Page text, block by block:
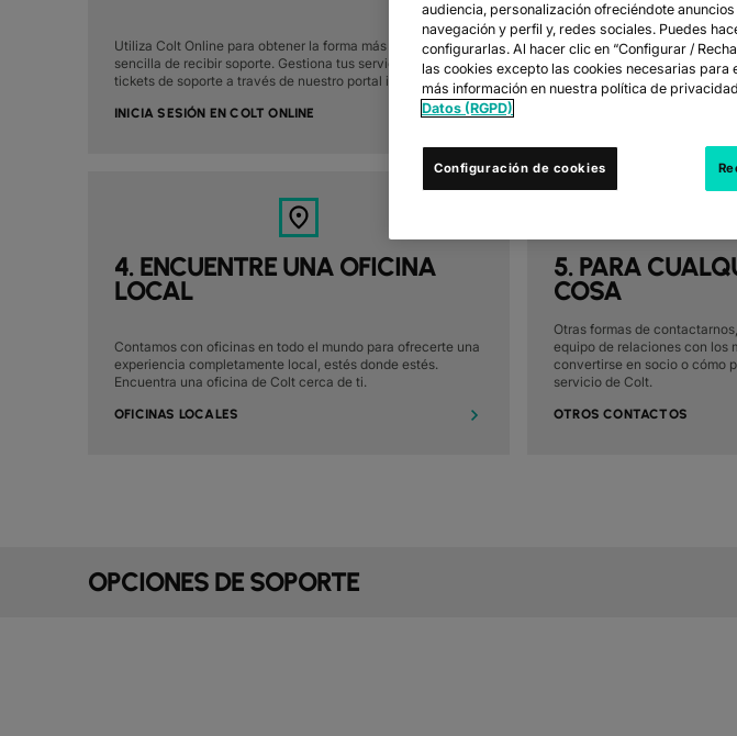
Utiliza Colt Online para obtener la forma más rápida y
sencilla de recibir soporte. Gestiona tus servicios y tus
tickets de soporte a través de nuestro portal interactivo
INICIA SESIÓN EN COLT ONLINE
Llama a cualquiera de
Nuestros equipos están
el apoyo que necesitas,
4. ENCUENTRE UNA OFICINA
LOCAL
Contamos con oficinas en todo el mundo para ofrecerte una
experiencia completamente local, estés donde estés.
Encuentra una oficina de Colt cerca de ti.
OFICINAS LOCALES
5. PARA
COSA
Otras formas de
equipo de relaciones con los
convertirse en socio o cómo
servicio de Colt.
OTROS CONTACTOS
OPCIONES DE SOPORTE
audiencia, personalización ofreciéndote
navegación y perfil y, redes sociales. Puedes
configurarlas. Al hacer clic en “Configurar /
las cookies excepto las cookies necesarias
más información en nuestra política de
Datos (RGPD)
Configuración de cookies